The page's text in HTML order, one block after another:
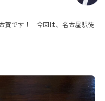
賀です！ 今回は、名古屋駅徒